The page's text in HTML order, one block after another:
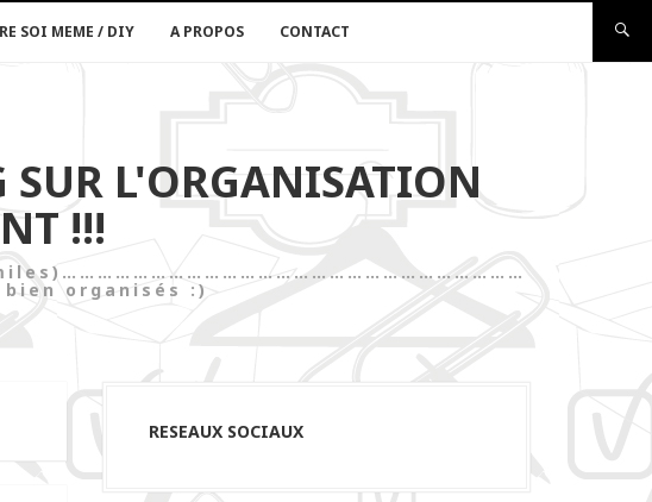
SOI MEME / DIY A PROPOS CONTACT
SUR L'ORGANISATION
!!!
Smiles)……………………………………………………………………
organisés :)
RESEAUX SOCIAUX